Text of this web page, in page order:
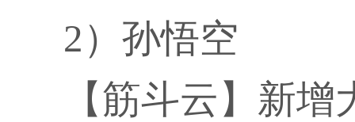
2）孙悟空
【筋斗云】新